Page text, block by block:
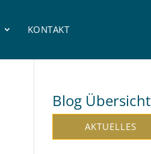
KONTAKT
Blog Übersicht
AKTUELLES